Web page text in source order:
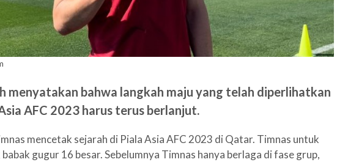
menyatakan bahwa langkah maju yang telah diperlihatkan
AFC 2023 harus terus berlanjut.
mencetak sejarah di Piala Asia AFC 2023 di Qatar. Timnas untuk
gugur 16 besar. Sebelumnya Timnas hanya berlaga di fase grup,